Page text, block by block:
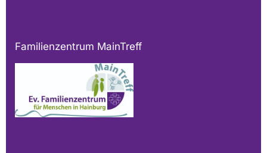
Familienzentrum MainTreff